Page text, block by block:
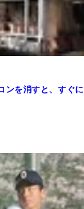
ンを消すと、すぐに